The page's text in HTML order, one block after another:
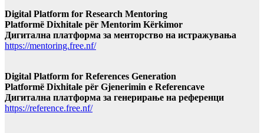
Digital Platform for Research Mentoring
Platformë Dixhitale për Mentorim Kërkimor
Дигитална платформа за менторство на истражувања
https://mentoring.free.nf/
Digital Platform for References Generation
Platformë Dixhitale për Gjenerimin e Referencave
Дигитална платформа за генерирање на референци
https://reference.free.nf/